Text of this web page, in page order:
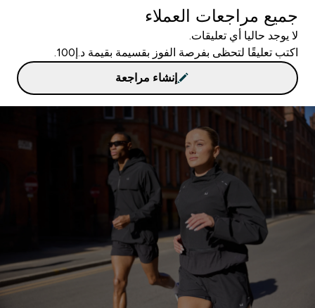
جميع مراجعات العملاء
لا يوجد حاليا أي تعليقات.
اكتب تعليقًا لتحظى بفرصة الفوز بقسيمة بقيمة د.إ100.
إنشاء مراجعة